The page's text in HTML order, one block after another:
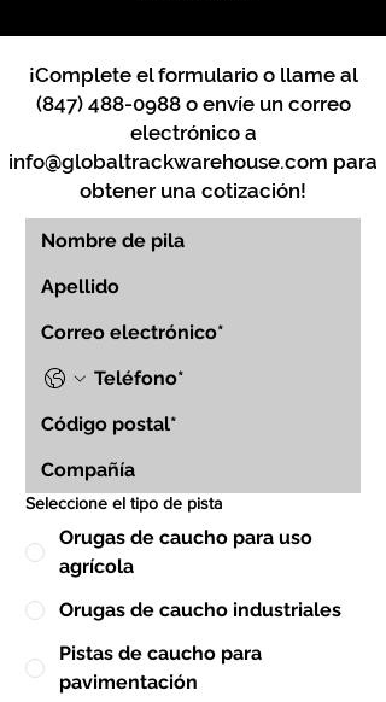
¡Complete el formulario o llame al
(847) 488-0988o envíe un correo
electrónico a
info@globaltrackwarehouse.com para
obtener una cotización!
Seleccione el tipo de pista
Orugas de caucho para uso
agrícola
Orugas de caucho industriales
Pistas de caucho para
pavimentación